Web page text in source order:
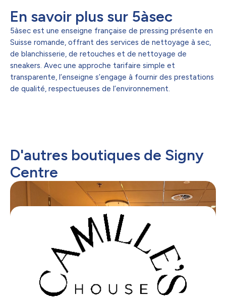
En savoir plus sur 5àsec
5àsec est une enseigne française de pressing présente en
Suisse romande, offrant des services de nettoyage à sec,
de blanchisserie, de retouches et de nettoyage de
sneakers. Avec une approche tarifaire simple et
transparente, l’enseigne s’engage à fournir des prestations
de qualité, respectueuses de l’environnement.
D'autres boutiques de Signy
Centre